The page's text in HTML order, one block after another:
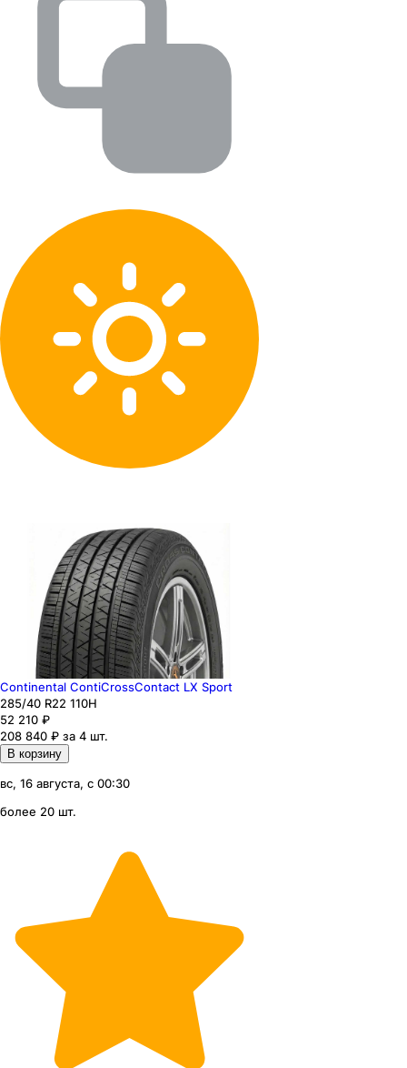
Continental ContiCrossContact LX Sport
285/40 R22 110H
52 210 ₽
208 840 ₽ за 4 шт.
В корзину
вс, 16 августа, с 00:30
более 20 шт.